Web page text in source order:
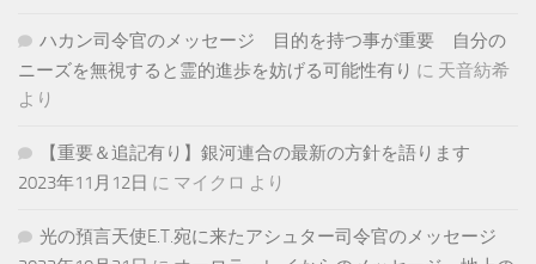
ハカン司令官のメッセージ 目的を持つ事が重要 自分の
ニーズを無視すると霊的進歩を妨げる可能性有り に 天音紡希
より
【重要＆追記有り】銀河連合の最新の方針を語ります
2023年11月12日 に マイクロ より
光の預言天使E.T.宛に来たアシュター司令官のメッセージ